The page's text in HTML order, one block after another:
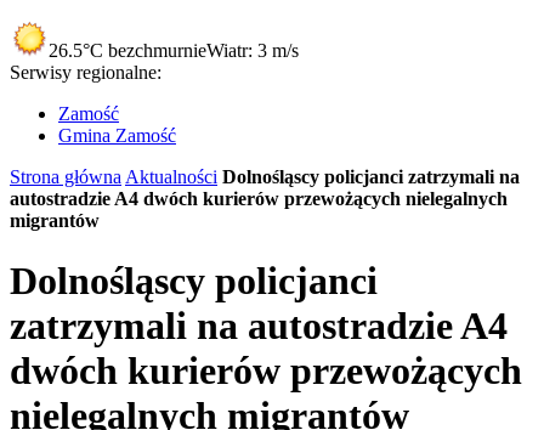
26.5°C bezchmurnieWiatr: 3 m/s
Serwisy regionalne:
Zamość
Gmina Zamość
Strona główna Aktualności Dolnośląscy policjanci zatrzymali na
autostradzie A4 dwóch kurierów przewożących nielegalnych
migrantów
Dolnośląscy policjanci
zatrzymali na autostradzie A4
dwóch kurierów przewożących
nielegalnych migrantów